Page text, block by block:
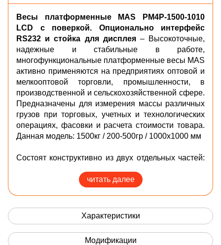
Весы платформенные MAS PM4P-1500-1010
LCD с поверкой. Опционально интерфейс
RS232 и стойка для дисплея– Высокоточные,
надежные и стабильные в работе,
многофункциональные платформенные весы MAS
активно применяются на предприятиях оптовой и
мелкооптовой торговли, промышленности, в
производственной и сельскохозяйственной сфере.
П редназначены для измерения массы различных
грузов при торговых, учетных и технологических
операциях, фасовки и расчета стоимости товара.
Данная модель: 1500кг / 200-500гр / 1000х1000 мм
Состоят конструктивно из двух отдельных частей:
встроенными весоизмерительными датчиками и
весоизмерительного устройства (индикатора).
функциональных возможностях весовой системы.
Имеют 4 весоизмерительных датчика,
расположенных по углам платформы.
читать далее
Характеристики
Модификации